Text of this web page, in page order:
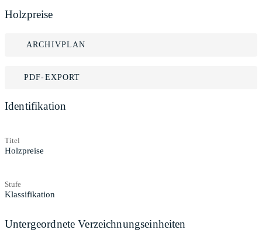
Holzpreise
ARCHIVPLAN
PDF-EXPORT
Identifikation
Titel
Holzpreise
Stufe
Klassifikation
Untergeordnete Verzeichnungseinheiten